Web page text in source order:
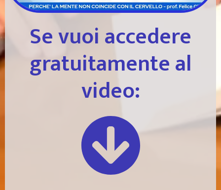
Se vuoi accedere
gratuitamente al
video: